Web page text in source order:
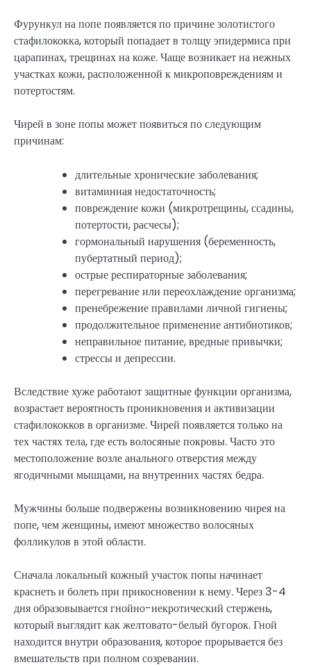
Фурункул на попе появляется по причине золотистого
стафилококка, который попадает в толщу эпидермиса при
царапинах, трещинах на коже. Чаще возникает на нежных
участках кожи, расположенной к микроповреждениям и
потертостям.
Чирей в зоне попы может появиться по следующим
причинам:
длительные хронические заболевания;
витаминная недостаточность;
повреждение кожи (микротрещины, ссадины,
потертости, расчесы);
гормональный нарушения (беременность,
пубертатный период);
острые респираторные заболевания;
перегревание или переохлаждение организма;
пренебрежение правилами личной гигиены;
продолжительное применение антибиотиков;
неправильное питание, вредные привычки;
стрессы и депрессии.
Вследствие хуже работают защитные функции организма,
возрастает вероятность проникновения и активизации
стафилококков в организме. Чирей появляется только на
тех частях тела, где есть волосяные покровы. Часто это
местоположение возле анального отверстия между
ягодичными мышцами, на внутренних частях бедра.
Мужчины больше подвержены возникновению чирея на
попе, чем женщины, имеют множество волосяных
фолликулов в этой области.
Сначала локальный кожный участок попы начинает
краснеть и болеть при прикосновении к нему. Через 3-4
дня образовывается гнойно-некротический стержень,
который выглядит как желтовато-белый бугорок. Гной
находится внутри образования, которое прорывается без
вмешательств при полном созревании.